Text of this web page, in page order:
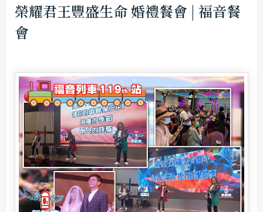
榮耀君王豐盛生命 婚禮餐會 | 福音餐
會